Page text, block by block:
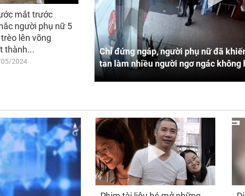
mắt trước
người phụ nữ 5
lên võng
thành...
05/2024
Chỉ đứng ngáp, người phụ nữ đã
tan làm nhiều người ngơ ngác không